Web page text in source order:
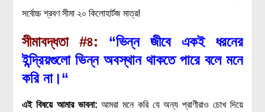
সর্বোচ্চ শ্রবণ সীমা ২০ কিলোহার্টজ মাত্র!
সীমাবদ্ধতা #৪: “ভিন্ন জীবে একই ধরনের
ইন্দ্রিয়গুলো ভিন্ন অবস্থান থাকতে পারে বলে মনে
করি না।“
এই বিষয়ে আমার ভাবনা: আমরা মনে করি যে অন্য প্রাণীরাও চোখ দিয়ে